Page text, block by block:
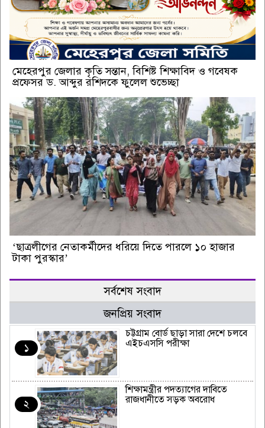
মেহেরপুর জেলার কৃতি সন্তান, বিশিষ্ট শিক্ষাবিদ ও গবেষক
প্রফেসর ড. আব্দুর রশিদকে ফুলেল শুভেচ্ছা
‘ছাত্রলীগের নেতাকর্মীদের ধরিয়ে দিতে পারলে ১০ হাজার
টাকা পুরস্কার’
সর্বশেষ সংবাদ
জনপ্রিয় সংবাদ
১
চট্টগ্রাম বোর্ড ছাড়া সারা দেশে চলবে
এইচএসসি পরীক্ষা
২
শিক্ষামন্ত্রীর পদত্যাগের দাবিতে
রাজধানীতে সড়ক অবরোধ